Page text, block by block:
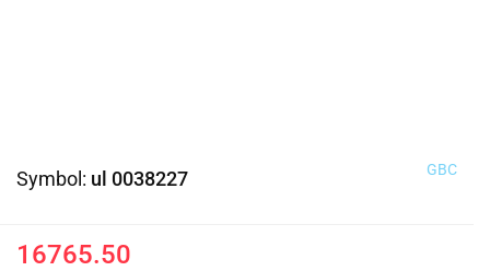
Symbol: ul 0038227 GBC
16765.50